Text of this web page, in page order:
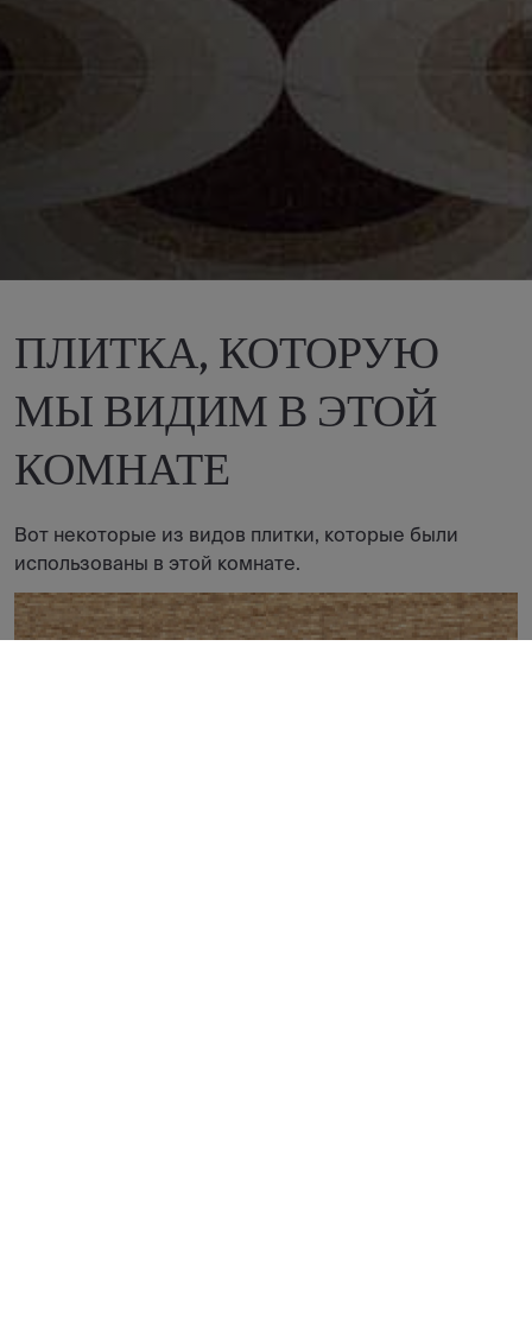
ПЛИТКА, КОТОРУЮ
МЫ ВИДИМ В ЭТОЙ
КОМНАТЕ
Вот некоторые из видов плитки, которые были
использованы в этой комнате.